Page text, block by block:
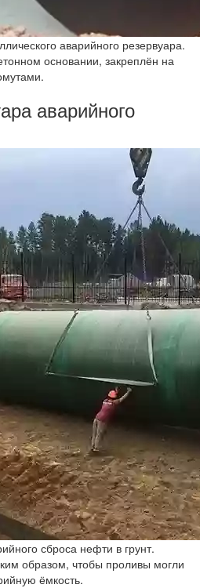
аварийного резервуара.
основании, закреплён на
аварийного
сброса нефти в грунт.
образом, чтобы проливы могли
ёмкость.